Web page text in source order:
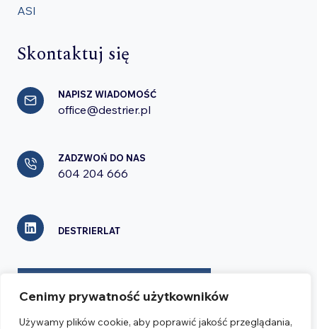
Cenimy prywatność użytkowników
Używamy plików cookie, aby poprawić jakość przeglądania,
ASI
Skontaktuj się
NAPISZ WIADOMOŚĆ
office@destrier.pl
ZADZWOŃ DO NAS
604 204 666
DESTRIERLAT
FORMULARZ KONTAKTOWY